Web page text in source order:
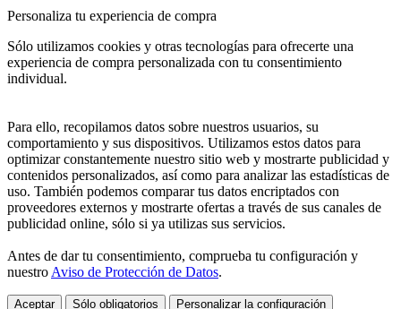
Personaliza tu experiencia de compra
Sólo utilizamos cookies y otras tecnologías para ofrecerte una
experiencia de compra personalizada con tu consentimiento
individual.
Para ello, recopilamos datos sobre nuestros usuarios, su
comportamiento y sus dispositivos. Utilizamos estos datos para
optimizar constantemente nuestro sitio web y mostrarte publicidad y
contenidos personalizados, así como para analizar las estadísticas de
uso. También podemos comparar tus datos encriptados con
proveedores externos y mostrarte ofertas a través de sus canales de
publicidad online, sólo si ya utilizas sus servicios.
Antes de dar tu consentimiento, comprueba tu configuración y
nuestroAviso de Protección de Datos.
Aceptar Sólo obligatorios Personalizar la configuración